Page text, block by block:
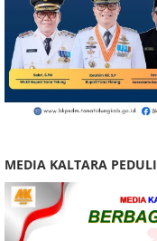
MEDIA KALTARA PEDULI